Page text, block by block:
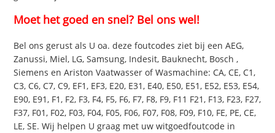
Moet het goed en snel? Bel ons wel!
Bel ons gerust als U oa. deze foutcodes ziet bij een AEG,
Zanussi, Miel, LG, Samsung, Indesit, Bauknecht, Bosch ,
Siemens en Ariston Vaatwasser of Wasmachine: CA, CE, C1,
C3, C6, C7, C9, EF1, EF3, E20, E31, E40, E50, E51, E52, E53, E54,
E90, E91, F1, F2, F3, F4, F5, F6, F7, F8, F9, F11 F21, F13, F23, F27,
F37, F01, F02, F03, F04, F05, F06, F07, F08, F09, F10, FE, PE, CE,
LE, SE. Wij helpen U graag met uw witgoedfoutcode in